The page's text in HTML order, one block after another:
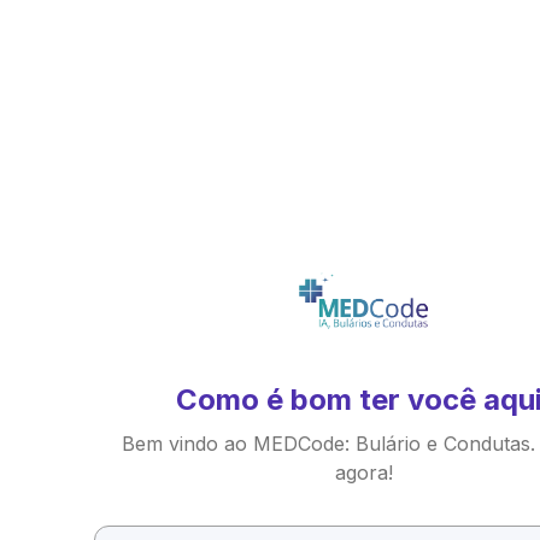
Como é bom ter você
Bem vindo ao MEDCode: Bulário e Condutas.
agora!